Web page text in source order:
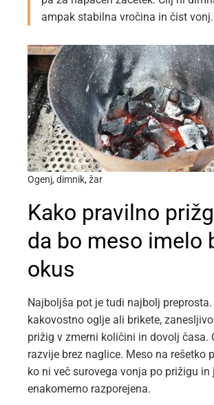
ampak stabilna vročina in čist vonj.
Ogenj, dimnik, žar
Kako pravilno
da bo meso imelo
okus
Najboljša pot je tudi najbolj
kakovostno oglje ali brikete,
prižig v zmerni količini in dovolj časa.
razvije brez naglice. Meso na rešetko
ko ni več surovega vonja po prižigu in
enakomerno razporejena.